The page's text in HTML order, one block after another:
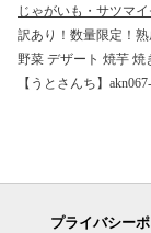
じゃがいも・サツマ
訳あり！数量限定！
野菜 デザート 焼芋 焼
【うとさんち】
プライバシー